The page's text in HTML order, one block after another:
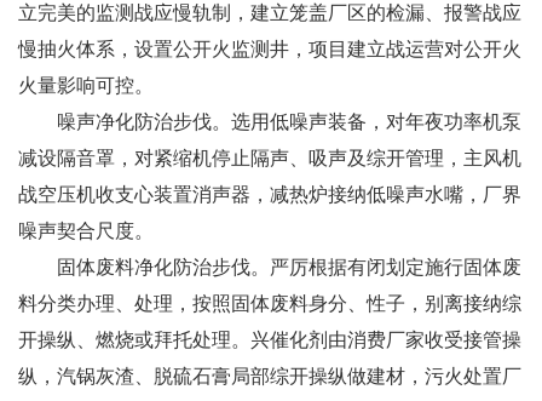
立完美的监测战应慢轨制，建立笼盖厂区的检漏、报警战应
慢抽火体系，设置公开火监测井，项目建立战运营对公开火
火量影响可控。
噪声净化防治步伐。选用低噪声装备，对年夜功率机泵
减设隔音罩，对紧缩机停止隔声、吸声及综开管理，主风机
战空压机收支心装置消声器，减热炉接纳低噪声水嘴，厂界
噪声契合尺度。
固体废料净化防治步伐。严厉根据有闭划定施行固体废
料分类办理、处理，按照固体废料身分、性子，别离接纳综
开操纵、燃烧或拜托处理。兴催化剂由消费厂家收受接管操
纵，汽锅灰渣、脱硫石膏局部综开操纵做建材，污火处置厂